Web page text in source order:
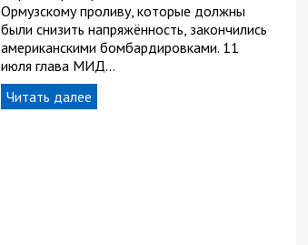
Ормузскому проливу, которые должны
были снизить напряжённость, закончились
американскими бомбардировками. 11
июля глава МИД…
Читать далее